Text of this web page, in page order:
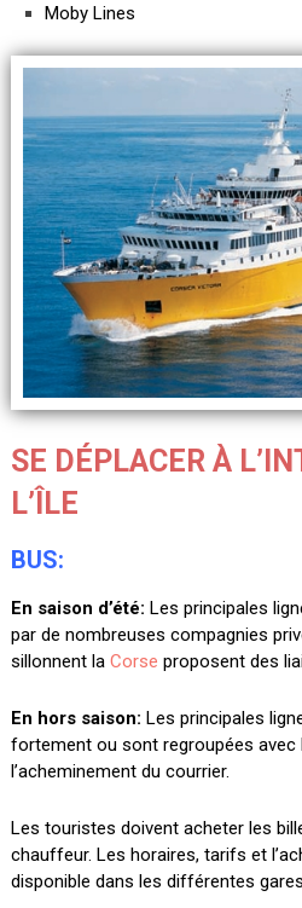
Moby Lines
SE DÉPLACER À
L’ÎLE
BUS:
En saison d’été: Les principales
par de nombreuses compagnies
sillonnent la Corse proposent des
En hors saison: Les principales
fortement ou sont regroupées
l’acheminement du courrier.
Les touristes doivent acheter les
chauffeur. Les horaires, tarifs et
disponible dans les différentes